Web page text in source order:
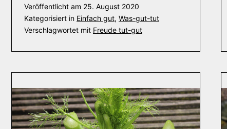
Veröffentlicht am 25. August 2020
Kategorisiert in Einfach gut, Was-gut-tut
Verschlagwortet mit Freude tut-gut